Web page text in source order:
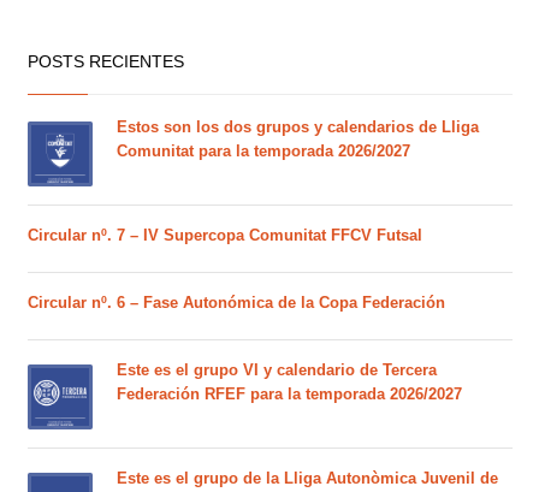
POSTS RECIENTES
Estos son los dos grupos y calendarios de Lliga
Comunitat para la temporada 2026/2027
Circular nº. 7 – IV Supercopa Comunitat FFCV Futsal
Circular nº. 6 – Fase Autonómica de la Copa Federación
Este es el grupo VI y calendario de Tercera
Federación RFEF para la temporada 2026/2027
Este es el grupo de la Lliga Autonòmica Juvenil de